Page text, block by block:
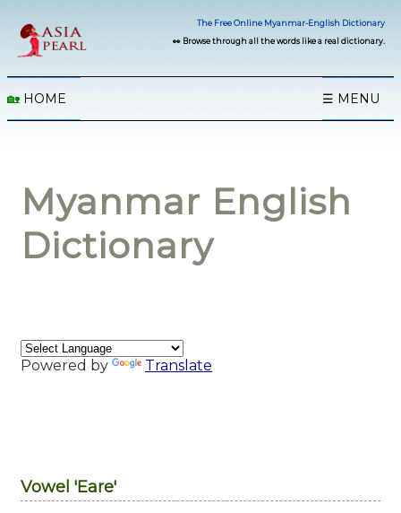
The Free Online Myanmar-English Dictionary
👀 Browse through all the words like a real dictionary.
🏡 HOME ☰ MENU
Myanmar English
Dictionary
Powered by Translate
Vowel 'Eare'